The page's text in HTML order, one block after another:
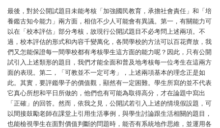
最後，對於公開試題目未能考核「加強國民教育，承擔社會責任」和「培
養鑑古知今能力」兩方面，相信不少人可能會有異議。第一，有關能力可
以在「校本評估」部分考核，故現行公開試題目不必考問上述兩項。不
過，校本評估的形式和內容千變萬化，各間學校的方法可以百花齊放，我
們又怎能保證每一間學校都有考核學生這方面的能力呢？因此，只有公開
試引入上述類形的題目，我們才能全面和普及地考核每一位考生在這兩方
面的表現。第二，「可教並不一定可考」，上述兩項基本的理念正是如
此。其實，要評鑑學子的價值觀，顯然有一定困難。學生所寫的並不代表
它真心所想和平日所做的，他們也有可能為取得高分，才在論題中寫出
「正確」的回答。然而，依我之見，公開試若引入上述的情境假設題，可
以間接鼓勵老師在課堂上引用生活事例，與學生討論跟生活相關的題目，
也能檢視學生在面對價值判斷的問題時，能否有系統地作思維，並運用各